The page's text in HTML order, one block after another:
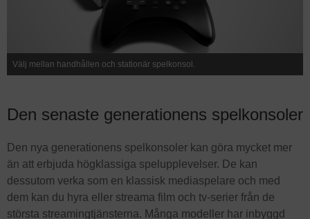
Välj mellan handhållen och stationär spelkonsol.
Den senaste generationens spelkonsoler
Den nya generationens spelkonsoler kan göra mycket mer
än att erbjuda högklassiga spelupplevelser. De kan
dessutom verka som en klassisk mediaspelare och med
dem kan du hyra eller streama film och tv-serier från de
största streamingtjänsterna. Många modeller har inbyggd